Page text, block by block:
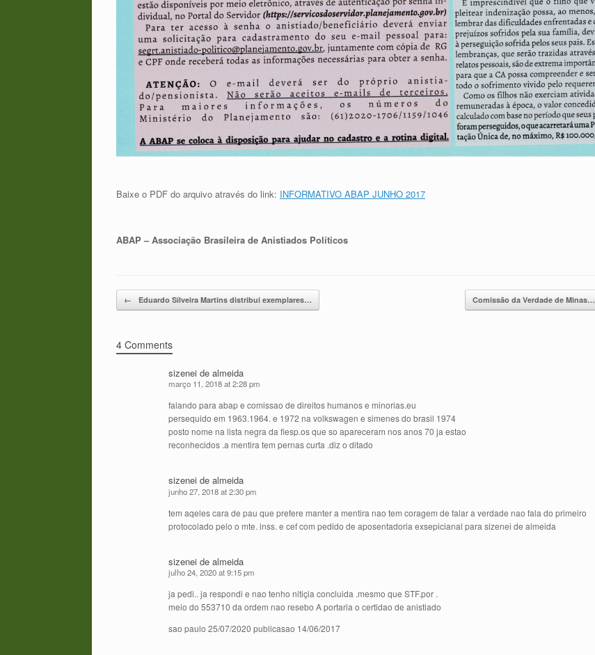
Baixe o PDF do arquivo através do link: INFORMATIVO ABAP JUNHO 2017
ABAP – Associação Brasileira de Anistiados Políticos
Post navigation
← Eduardo Silveira Martins distribui exemplares… Comissão da Verdade de Minas…
4 Comments
sizenei de almeida
março 11, 2018 at 2:28 pm
falando para abap e comissao de direitos humanos e minorias.eu
persequido em 1963.1964. e 1972 na volkswagen e simenes do brasil 1974
posto nome na lista negra da fiesp.os que so apareceram nos anos 70 ja estao
reconhecidos .a mentira tem pernas curta .diz o ditado
sizenei de almeida
junho 27, 2018 at 2:30 pm
tem aqeles cara de pau que prefere manter a mentira nao tem coragem de falar a verdade nao fala do primeiro
protocolado pelo o mte. inss. e cef com pedido de aposentadoria exsepicianal para sizenei de almeida
sizenei de almeida
julho 24, 2020 at 9:15 pm
ja pedi.. ja respondi e nao tenho nitiçia concluida .mesmo que STF.por .
meio do 553710 da ordem nao resebo A portaria o certidao de anistiado
sao paulo 25/07/2020 publicasao 14/06/2017